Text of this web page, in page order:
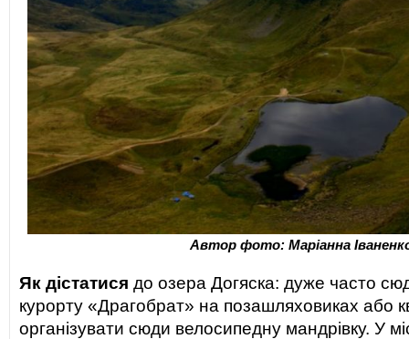
Автор фото: Маріанна
Як дістатися до озера Догяска: дуже часто
курорту «Драгобрат» на позашляховиках або
організувати сюди велосипедну мандрівку. У